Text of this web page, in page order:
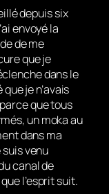
depuis six
envoyé la
de me
que je
dans le
je n’avais
que tous
un moka au
dans ma
venu
canal de
l’esprit suit.